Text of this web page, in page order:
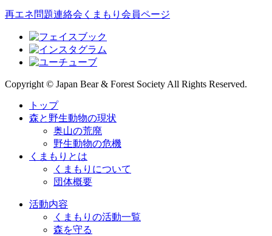
再エネ問題連絡会 くまもり会員ページ
Copyright © Japan Bear & Forest Society All Rights Reserved.
トップ
森と野生動物の現状
奥山の荒廃
野生動物の危機
くまもりとは
くまもりについて
団体概要
活動内容
くまもりの活動一覧
森を守る